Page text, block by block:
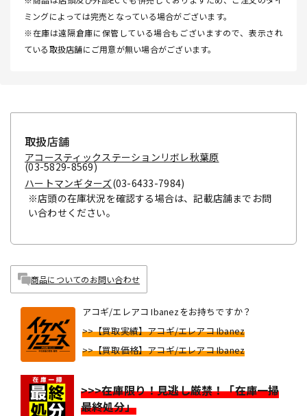
ミングによっては完売となっている場合がございます。
※在庫は遠隔倉庫に保管している場合もございますので、表示され
ている取扱店舗にご用意が無い場合がございます。
取扱店舗
アコースティックステーションリボレ秋葉原
(03-5829-8569)
ハートマンギターズ(03-6433-7984)
※店頭の在庫状況を確認する場合は、記載店舗までお問
い合わせください。
商品についてのお問い合わせ
アコギ/エレアコ Ibanezをお持ちですか？
>>【買取実績】アコギ/エレアコ Ibanez
>>【買取価格】アコギ/エレアコ Ibanez
>>>在庫限り！見逃し厳禁！「在庫一掃
最終処分」